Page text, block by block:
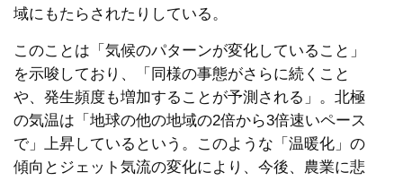
域にもたらされたりしている。
このことは「気候のパターンが変化していること」
を示唆しており、「同様の事態がさらに続くこと
や、発生頻度も増加することが予測される」。北極
の気温は「地球の他の地域の2倍から3倍速いペース
で」上昇しているという。このような「温暖化」の
傾向とジェット気流の変化により、今後、農業に悲